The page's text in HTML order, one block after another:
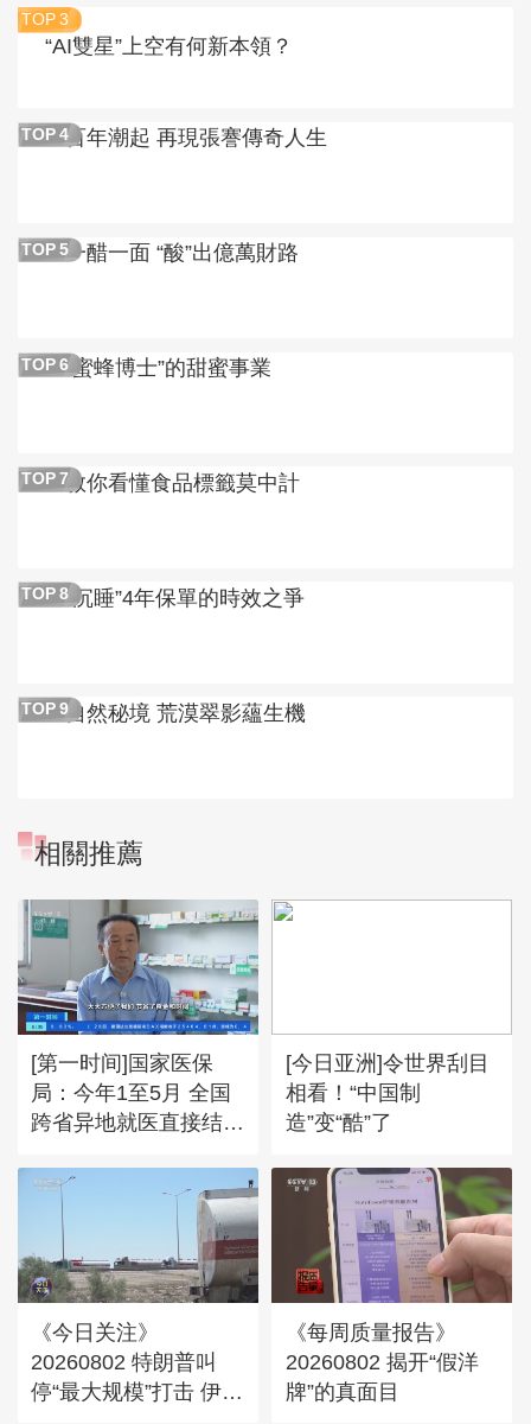
TOP 3
“AI雙星”上空有何新本領？
TOP 4百年潮起 再現張謇傳奇人生
TOP 5一醋一面 “酸”出億萬財路
TOP 6“蜜蜂博士”的甜蜜事業
TOP 7教你看懂食品標籤莫中計
TOP 8“沉睡”4年保單的時效之爭
TOP 9自然秘境 荒漠翠影蘊生機
相關推薦
[第一时间]国家医保
局：今年1至5月 全国
跨省异地就医直接结算
[今日亚洲]令世界刮目
相看！“中国制
造”变“酷”了
《今日关注》
20260802 特朗普叫
停“最大规模”打击 伊朗
《每周质量报告》
20260802 揭开“假洋
牌”的真面目